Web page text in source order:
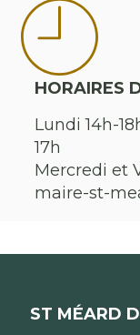
HORAIRES
Lundi 14h-
17h
Mercredi et
maire-st-
ST MÉARD